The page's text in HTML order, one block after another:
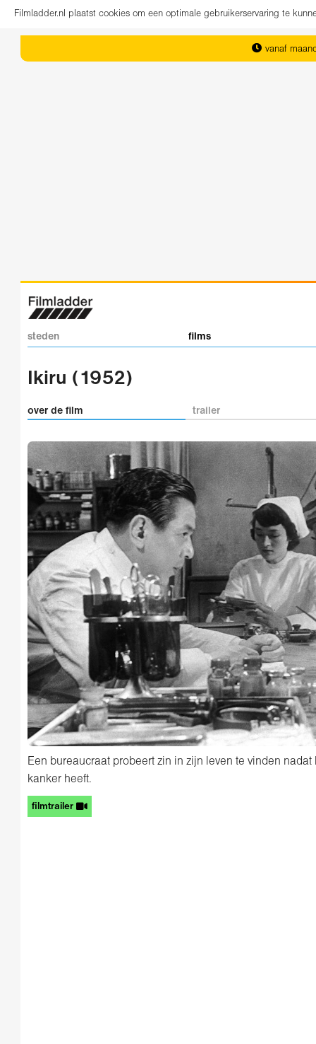
Filmladder.nl plaatst cookies om een optimale gebruikerservaring te
vanaf
steden films
Ikiru (1952)
over de film trailer
Een bureaucraat probeert zin in zijn leven te vinden
kanker heeft.
filmtrailer